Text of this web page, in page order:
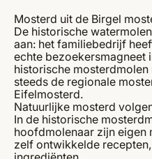
Mosterd uit de Birgel
De historische
aan: het familiebedrijf
echte bezoekersmagneet
historische
steeds de regionale
Eifelmosterd.
Natuurlijke mosterd
In de historische
hoofdmolenaar zijn eigen
zelf ontwikkelde